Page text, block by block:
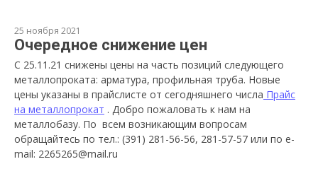
25 ноября 2021
Очередное снижение цен
С 25.11.21 снижены цены на часть позиций следующего
металлопроката: арматура, профильная труба. Новые
цены указаны в прайслисте от сегодняшнего числа Прайс
на металлопрокат . Добро пожаловать к нам на
металлобазу. По всем возникающим вопросам
обращайтесь по тел.: (391) 281-56-56, 281-57-57 или по e-
mail: 2265265@mail.ru